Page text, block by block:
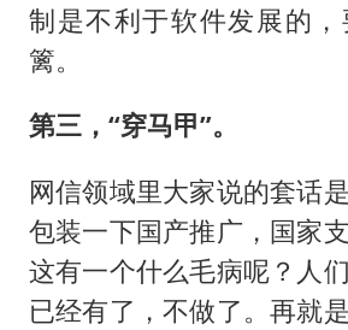
制是不利于软件发展的
篱。
第三，“穿马甲”。
网信领域里大家说的套话
包装一下国产推广，国家
这有一个什么毛病呢？人
已经有了，不做了。再就